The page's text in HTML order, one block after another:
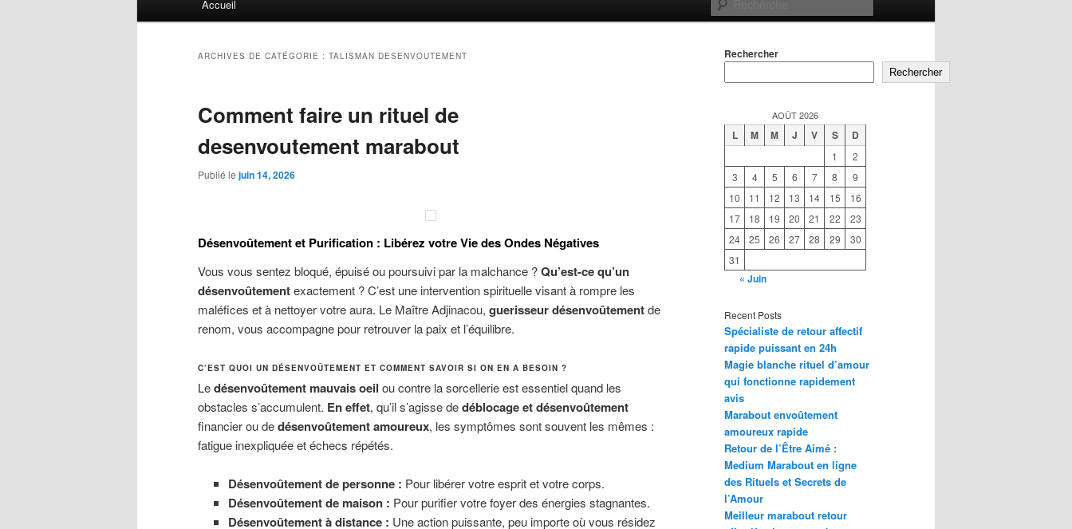
Accueil
ARCHIVES DE CATÉGORIE : TALISMAN DESENVOUTEMENT
Comment faire un rituel de
desenvoutement marabout
Publié le juin 14, 2026
Désenvoûtement et Purification : Libérez votre Vie des Ondes Négatives
Vous vous sentez bloqué, épuisé ou poursuivi par la malchance ?Qu’est-ce qu’un
désenvoûtementexactement ? C’est une intervention spirituelle visant à rompre les
maléfices et à nettoyer votre aura. Le Maître Adjinacou, guerisseur désenvoûtementde
renom, vous accompagne pour retrouver la paix et l’équilibre.
C’EST QUOI UN DÉSENVOÛTEMENT ET COMMENT SAVOIR SI ON EN A BESOIN ?
Ledésenvoûtement mauvais oeil ou contre la sorcellerie est essentiel quand les
obstacles s’accumulent. En effet, qu’il s’agisse dedéblocage et désenvoûtement
financier ou dedésenvoûtement amoureux, les symptômes sont souvent les mêmes :
fatigue inexpliquée et échecs répétés.
Désenvoûtement de personne : Pour libérer votre esprit et votre corps.
Désenvoûtement de maison : Pour purifier votre foyer des énergies stagnantes.
Désenvoûtement à distance : Une action puissante, peu importe où vous résidez
Rechercher
Rechercher
AOÛT 2026
L M M J V S D
1
2
3
4 5 6 7 8
9
10
11 12 13 14 15
16
17
18 19 20 21 22
23
24
25 26 27 28 29
30
31
« Juin
Recent Posts
Spécialiste de retour affectif
rapide puissant en 24h
Magie blanche rituel d’amour
qui fonctionne rapidement
avis
Marabout envoûtement
amoureux rapide
Retour de l’Être Aimé :
Medium Marabout en ligne
des Rituels et Secrets de
l’Amour
Meilleur marabout retour